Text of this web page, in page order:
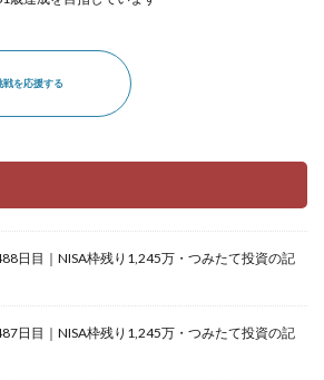
日目｜NISA枠残り1,245万・つみたて投資の記
日目｜NISA枠残り1,245万・つみたて投資の記